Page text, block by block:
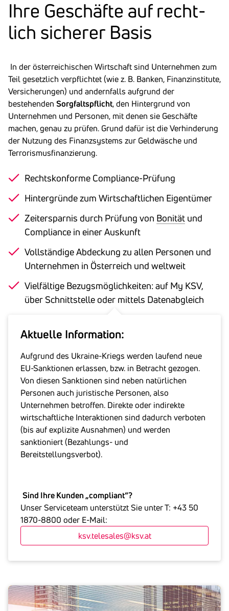
Ihre Geschäfte auf recht­
lich sicherer Basis
In der österreichischen Wirtschaft sind Unternehmen zum
Teil gesetzlich verpflichtet (wie z. B. Banken, Finanzinstitute,
Versicherungen) und andernfalls aufgrund der
bestehenden Sorgfaltspflicht, den Hintergrund von
Unternehmen und Personen, mit denen sie Geschäfte
machen, genau zu prüfen. Grund dafür ist die Verhinderung
der Nutzung des Finanzsystems zur Geldwäsche und
Terrorismusfinanzierung.
Rechtskonforme Compliance-Prüfung
Hintergründe zum Wirtschaftlichen Eigentümer
Zeitersparnis durch Prüfung von Bonität und
Compliance in einer Auskunft
Vollständige Abdeckung zu allen Personen und
Unternehmen in Österreich und weltweit
Vielfältige Bezugsmöglichkeiten: auf My KSV,
über Schnittstelle oder mittels Datenabgleich
Aktuelle Information:
Aufgrund des Ukraine-Kriegs werden laufend neue
EU-Sanktionen erlassen, bzw. in Betracht gezogen.
Von diesen Sanktionen sind neben natürlichen
Personen auch juristische Personen, also
Unternehmen betroffen. Direkte oder indirekte
wirtschaftliche Interaktionen sind dadurch verboten
(bis auf explizite Ausnahmen) und werden
sanktioniert (Bezahlungs- und
Bereitstellungsverbot).
Sind Ihre Kunden „compliant“?
Unser Serviceteam unterstützt Sie unter T: +43 50
1870-8800 oder E-Mail:
ksv.telesales@ksv.at